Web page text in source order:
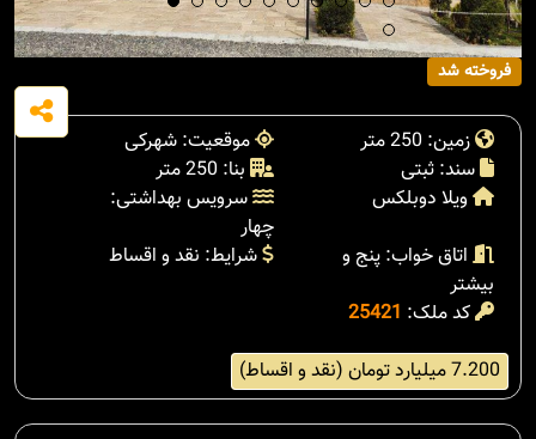
فروخته شد
زمین: 250 متر
موقعیت: شهرکی
سند: ثبتی
بنا: 250 متر
ویلا دوبلکس
سرویس بهداشتی:
چهار
اتاق خواب: پنج و
بیشتر
شرایط: نقد و اقساط
کد ملک: 25421
7.200 میلیارد تومان (نقد و اقساط)